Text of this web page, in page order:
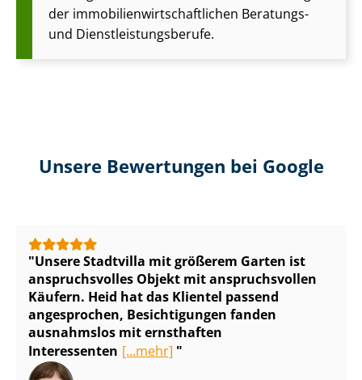
der im­mo­bi­li­en­wirt­schaft­li­chen Beratungs-
und Dienst­leis­tungs­be­ru­fe.
Unsere Bewertungen bei Google
Unsere Stadtvilla mit größerem Garten ist
anspruchsvolles Objekt mit anspruchsvollen
Käufern. Heid hat das Klientel passend
angesprochen, Besichtigungen fanden
ausnahmslos mit ernsthaften
Interessenten [...mehr]